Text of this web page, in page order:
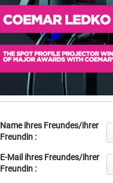
Name ihres Freundes/ihrer
Freundin :
E-Mail ihres Freundes/ihrer
Freundin :